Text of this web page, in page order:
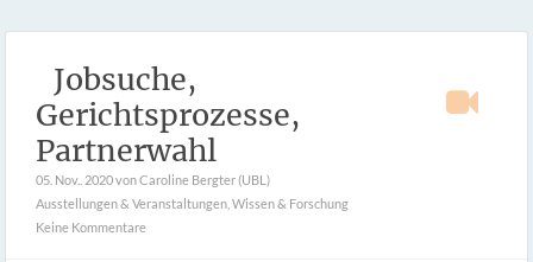
Jobsuche,
Gerichtsprozesse,
Partnerwahl
05. Nov.. 2020von Caroline Bergter (UBL)
Ausstellungen & Veranstaltungen Wissen & Forschung
Keine Kommentare